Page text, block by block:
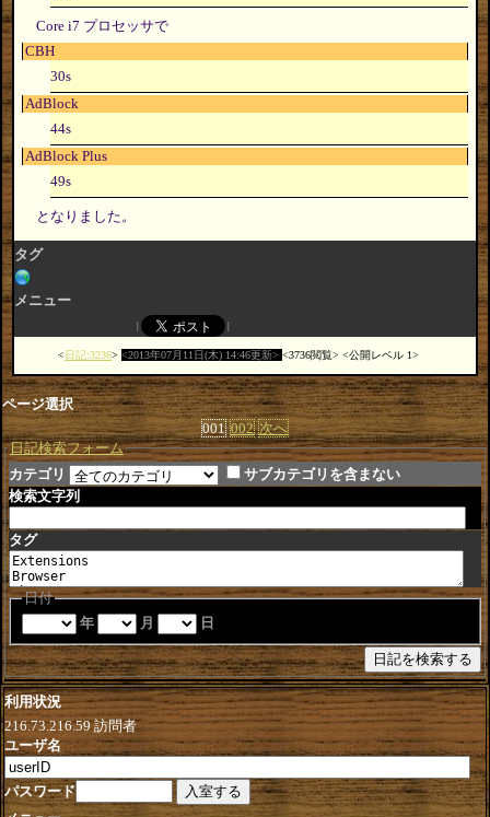
Core i7 プロセッサで
CBH
30s
AdBlock
44s
AdBlock Plus
49s
となりました。
タグ
メニュー
日記:3236 2013年07月11日(木) 14:46更新 3736閲覧 公開レベル 1
ページ選択
001 002 次へ
日記検索フォーム
カテゴリ
サブカテゴリを含まない
検索文字列
タグ
日付
年
月 日
利用状況
216.73.216.59訪問者
ユーザ名
パスワード